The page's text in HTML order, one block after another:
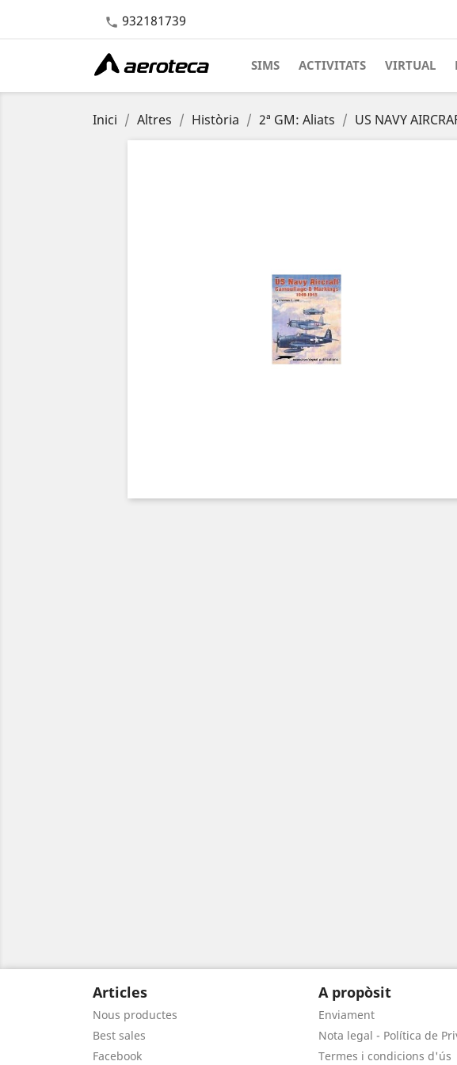
 932181739
SIMS ACTIVITATS VIRTUAL
Inici Altres Història 2ª GM: Aliats US NAVY
Articles
Nous productes
Best sales
Facebook
A propòsit
Enviament
Nota legal - Política de
Termes i condicions d'ús